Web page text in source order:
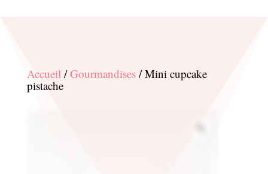
Accueil/Gourmandises/ Mini cupcake
pistache